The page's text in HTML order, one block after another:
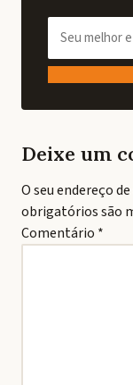
Deixe um
O seu endereço
obrigatórios são
Comentário *